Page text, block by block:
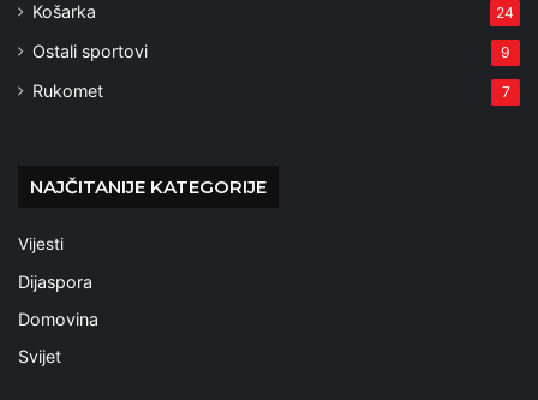
Košarka 24
Ostali sportovi 9
Rukomet 7
NAJČITANIJE KATEGORIJE
Vijesti
Dijaspora
Domovina
Svijet